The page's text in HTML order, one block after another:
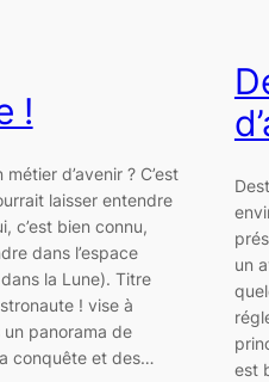
!
d’avenir ? C’est
laisser entendre
c’est bien connu,
dans l’espace
la Lune). Titre
! vise à
panorama de
conquête et des…
un
est